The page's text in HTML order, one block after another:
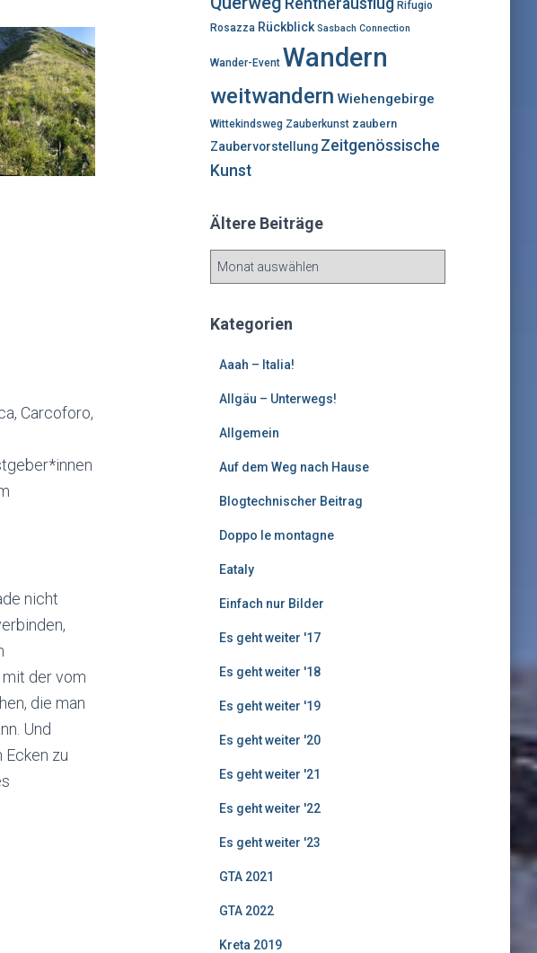
Carcoforo,
nicht
der vom
die man
Und
zu
Rentnerausflug Rifugio
Rosazza Rückblick Sasbach Connection
Wander-Event Wandern
weitwandern Wiehengebirge
Wittekindsweg Zauberkunst zaubern
Zaubervorstellung Zeitgenössische
Kunst
Ältere Beiträge
e
Kategorien
Aaah – Italia!
Allgäu – Unterwegs!
Allgemein
Auf dem Weg nach Hause
Blogtechnischer Beitrag
Doppo le montagne
Eataly
Einfach nur Bilder
Es geht weiter '17
Es geht weiter '18
Es geht weiter '19
Es geht weiter '20
Es geht weiter '21
Es geht weiter '22
Es geht weiter '23
GTA 2021
GTA 2022
Kreta 2019